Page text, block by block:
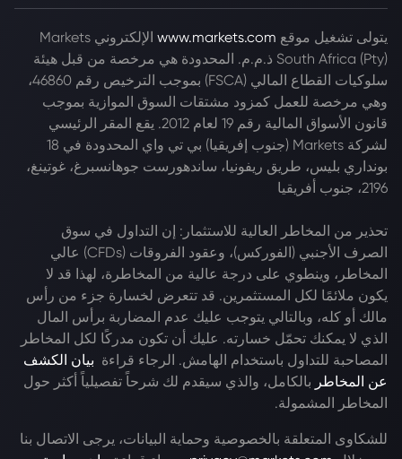
يتولى تشغيل موقع www.markets.com
الإلكتروني Markets
South Africa (Pty) ذ.م.م. المحدودة هي مرخصة من قبل هيئة
سلوكيات القطاع المالي (FSCA) بموجب الترخيص رقم 46860،
وهي مرخصة للعمل كمزود مشتقات السوق الموازية بموجب
قانون الأسواق المالية رقم 19 لعام 2012. يقع المقر الرئيسي
لشركة Markets (جنوب إفريقيا) بي تي واي المحدودة في 18
بونداري بليس، طريق ريفونيا، ساندهورست جوهانسبرغ، غوتينغ،
2196، جنوب أفريقيا
تحذير من المخاطر العالية للاستثمار: إن التداول في سوق
الصرف الأجنبي (الفوركس)، وعقود الفروقات (CFDs) عالي
المخاطر، وينطوي على درجة عالية من المخاطرة، لهذا قد لا
يكون ملائمًا لكل المستثمرين. قد تتعرض لخسارة جزء من رأس
مالك أو كله، وبالتالي يتوجب عليك عدم المضاربة برأس المال
الذي لا يمكنك تحمّل خسارته. عليك أن تكون مدركًا لكل المخاطر
المصاحبة للتداول باستخدام الهامش. الرجاء قراءة بيان الكشف
عن المخاطر بالكامل، والذي سيقدم لك شرحاً تفصيلياً أكثر حول
المخاطر المشمولة.
للشكاوى المتعلقة بالخصوصية وحماية البيانات، يرجى الاتصال بنا